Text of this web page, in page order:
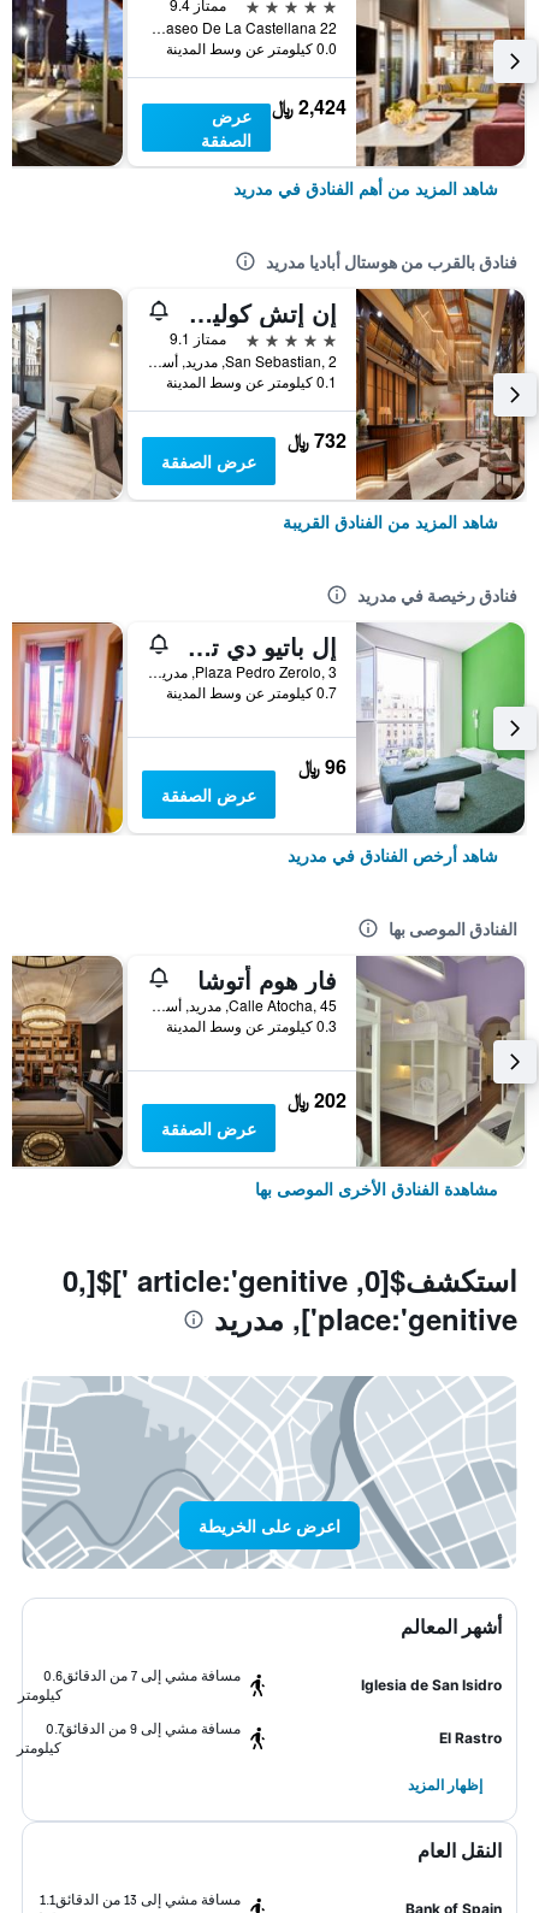
ممتاز 9.4
Paseo De La Castellana 22, مدريد, أسبانيا
0.0 كيلومتر عن وسط المدينة
2,424 ﷼
عرض
الصفقة
شاهد المزيد من أهم الفنادق في مدريد
فنادق بالقرب من هوستال أباديا مدريد
إن إتش كوليكشن مدريد بالاسيو دي تيبا
5 نجوم
ممتاز 9.1
San Sebastian, 2, مدريد, أسبانيا
0.1 كيلومتر عن وسط المدينة
732 ﷼
عرض الصفقة
شاهد المزيد من الفنادق القريبة
فنادق رخيصة في مدريد
إل باتيو دي تشويكا - هوستل
Plaza Pedro Zerolo, 3, مدريد, أسبانيا
0.7 كيلومتر عن وسط المدينة
96 ﷼
عرض الصفقة
شاهد أرخص الفنادق في مدريد
الفنادق الموصى بها
فار هوم أتوشا
Calle Atocha, 45, مدريد, أسبانيا
0.3 كيلومتر عن وسط المدينة
202 ﷼
عرض الصفقة
مشاهدة الفنادق الأخرى الموصى بها
استكشف$[0, article:'genitive ']$[0,
place:'genitive'], مدريد
اعرض على الخريطة
أشهر المعالم
Iglesia de San Isidro
مسافة مشي إلى 7 من الدقائق
0.6
كيلومتر
El Rastro
مسافة مشي إلى 9 من الدقائق
0.7
كيلومتر
إظهار المزيد
النقل العام
Bank of Spain
مسافة مشي إلى 13 من الدقائق
1.1